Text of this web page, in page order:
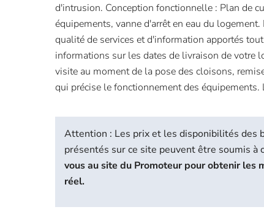
d'intrusion. Conception fonctionnelle : Plan de
équipements, vanne d'arrêt en eau du
qualité de services et d'information apportés
informations sur les dates de livraison de votre
visite au moment de la pose des cloisons,
qui précise le fonctionnement des
Attention : Les prix et les disponibilités des
présentés sur ce site peuvent être soumis à
vous au site du Promoteur pour obtenir les
réel.